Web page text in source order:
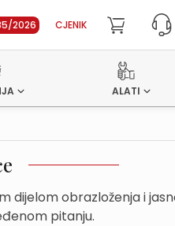
2026 CJENIK
ALATI
dijelom obrazloženja i
pitanju.